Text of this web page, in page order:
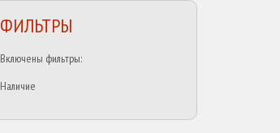
ФИЛЬТРЫ
Включены фильтры:
Наличие